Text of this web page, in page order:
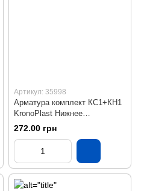
Артикул: 35998
Арматура комплект КС1+КН1
KronoPlast Нижнее
подключение
272.00 грн